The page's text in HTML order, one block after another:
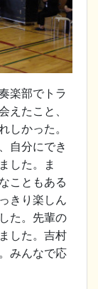
楽部でトラ
えたこと、
しかった。
自分にでき
した。ま
こともある
きり楽しん
た。先輩の
した。吉村
みんなで応